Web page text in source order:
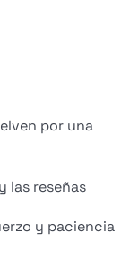
por una
las reseñas
y paciencia